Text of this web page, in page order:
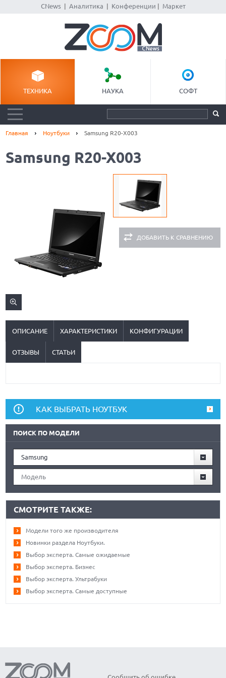
CNews| Аналитика Конференции Маркет
ТЕХНИКА НАУКА СОФТ
Главная Ноутбуки Samsung R20-X003
Samsung R20-X003
ДОБАВИТЬ К СРАВНЕНИЮ
ОПИСАНИЕ ХАРАКТЕРИСТИКИ КОНФИГУРАЦИИ
ОТЗЫВЫ СТАТЬИ
КАК ВЫБРАТЬ НОУТБУК
ПОИСК ПО МОДЕЛИ
Samsung
Модель
СМОТРИТЕ ТАКЖЕ:
Модели того же производителя
Новинки раздела Ноутбуки.
Выбор эксперта. Самые ожидаемые
Выбор эксперта. Бизнес
Выбор эксперта. Ультрабуки
Выбор эксперта. Самые доступные